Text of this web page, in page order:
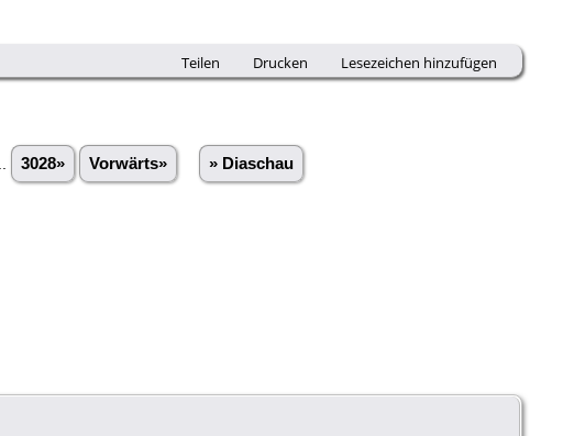
Teilen Drucken Lesezeichen hinzufügen
3028» Vorwärts» » Diaschau